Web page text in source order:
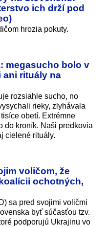
ich drží pod
hrozia pokuty.
megasucho bolo v
ani rituály na
rozsiahle sucho, no
rieky, zlyhávala
obetí. Extrémne
do kroník. Naši predkovia
cielené rituály.
voličom, že
ochotných,
sa pred svojimi voličmi
byť súčasťou tzv.
podporujú Ukrajinu vo